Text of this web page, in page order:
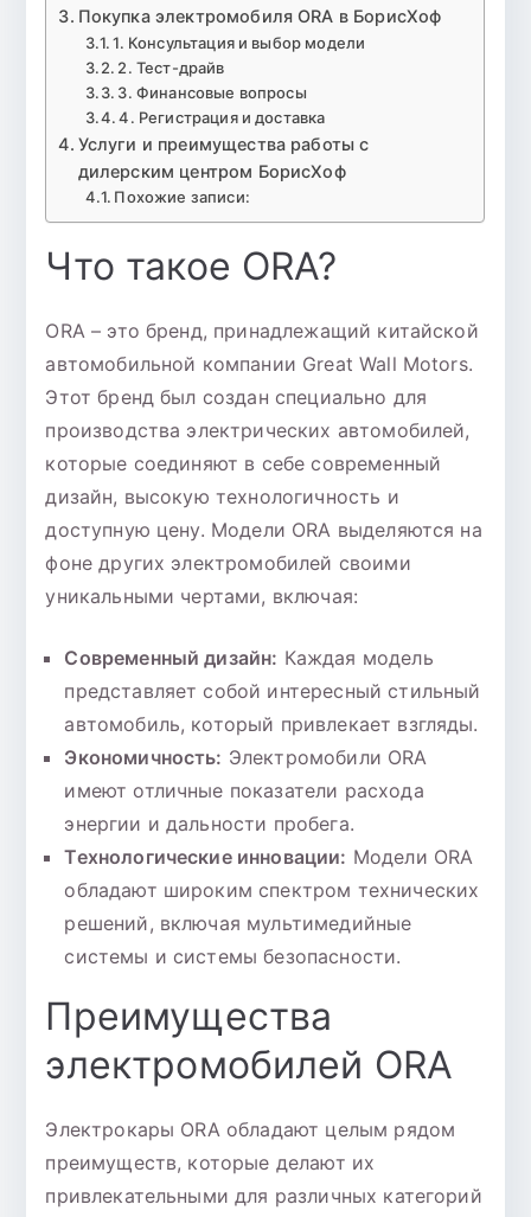
Покупка электромобиля ORA в БорисХоф
1. Консультация и выбор модели
2. Тест-драйв
3. Финансовые вопросы
4. Регистрация и доставка
Услуги и преимущества работы с
дилерским центром БорисХоф
Похожие записи:
Что такое ORA?
ORA – это бренд, принадлежащий китайской
автомобильной компании Great Wall Motors.
Этот бренд был создан специально для
производства электрических автомобилей,
которые соединяют в себе современный
дизайн, высокую технологичность и
доступную цену. Модели ORA выделяются на
фоне других электромобилей своими
уникальными чертами, включая:
Современный дизайн: Каждая модель
представляет собой интересный стильный
автомобиль, который привлекает взгляды.
Экономичность: Электромобили ORA
имеют отличные показатели расхода
энергии и дальности пробега.
Технологические инновации: Модели ORA
обладают широким спектром технических
решений, включая мультимедийные
системы и системы безопасности.
Преимущества
электромобилей ORA
Электрокары ORA обладают целым рядом
преимуществ, которые делают их
привлекательными для различных категорий